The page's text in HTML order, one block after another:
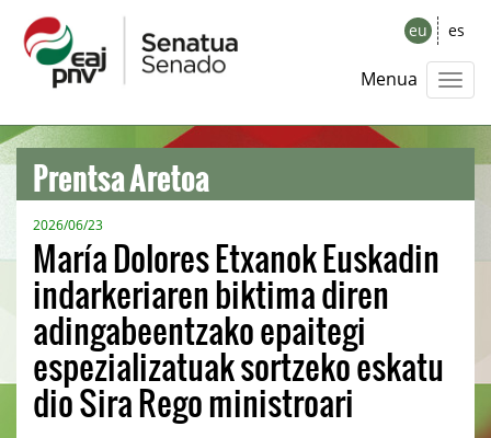
eu es
Menua
Prentsa Aretoa
2026/06/23
María Dolores Etxanok Euskadin
indarkeriaren biktima diren
adingabeentzako epaitegi
espezializatuak sortzeko eskatu
dio Sira Rego ministroari